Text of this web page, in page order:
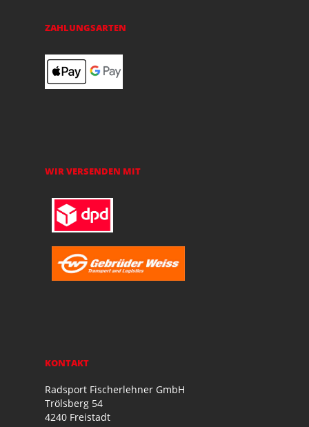
ZAHLUNGSARTEN
WIR VERSENDEN MIT
KONTAKT
Radsport Fischerlehner GmbH
Trölsberg 54
4240 Freistadt